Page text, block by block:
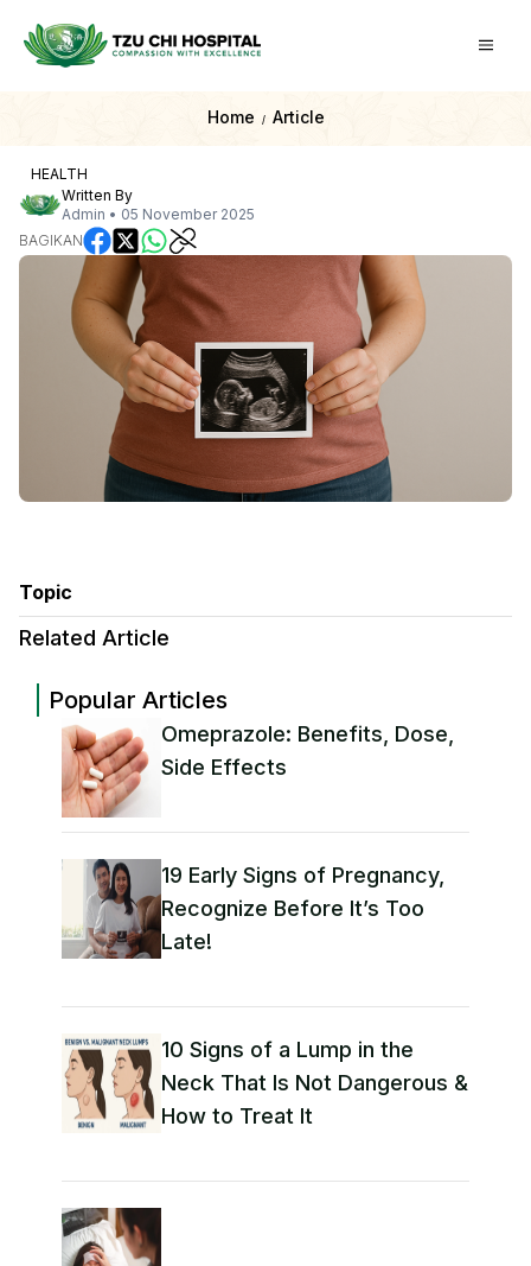
Home / Article
HEALTH
Written By
Admin • 05 November 2025
BAGIKAN
Topic
Related Article
Popular Articles
Omeprazole: Benefits, Dose,
Side Effects
19 Early Signs of Pregnancy,
Recognize Before It’s Too
Late!
10 Signs of a Lump in the
Neck That Is Not Dangerous &
How to Treat It